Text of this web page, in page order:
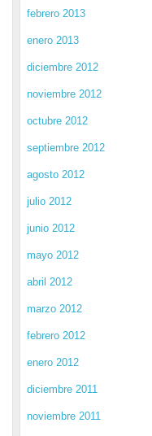
febrero 2013
enero 2013
diciembre 2012
noviembre 2012
octubre 2012
septiembre 2012
agosto 2012
julio 2012
junio 2012
mayo 2012
abril 2012
marzo 2012
febrero 2012
enero 2012
diciembre 2011
noviembre 2011